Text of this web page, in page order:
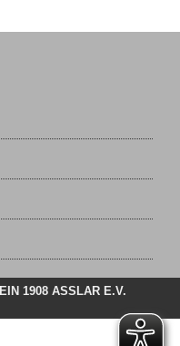
1908 ASSLAR E.V.